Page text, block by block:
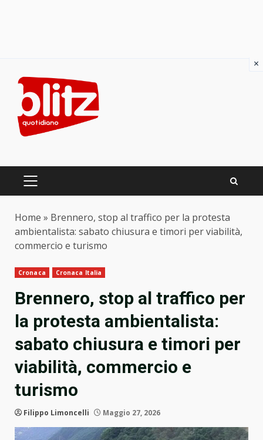
content
PRIMARY
Home » Brennero, stop al traffico per la protesta
ambientalista: sabato chiusura e timori per viabilità,
commercio e turismo
Cronaca Cronaca Italia
Brennero, stop al traffico per
la protesta ambientalista:
sabato chiusura e timori per
viabilità, commercio e
turismo
Filippo Limoncelli Maggio 27, 2026
×